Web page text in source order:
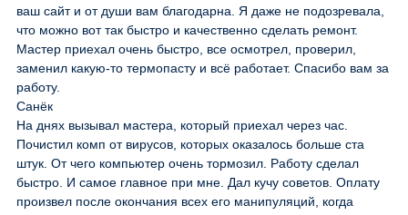
ваш сайт и от души вам благодарна. Я даже не подозревала,
что можно вот так быстро и качественно сделать ремонт.
Мастер приехал очень быстро, все осмотрел, проверил,
заменил какую-то термопасту и всё работает. Спасибо вам за
работу.
Санёк
На днях вызывал мастера, который приехал через час.
Почистил комп от вирусов, которых оказалось больше ста
штук. От чего компьютер очень тормозил. Работу сделал
быстро. И самое главное при мне. Дал кучу советов. Оплату
произвел после окончания всех его манипуляций, когда